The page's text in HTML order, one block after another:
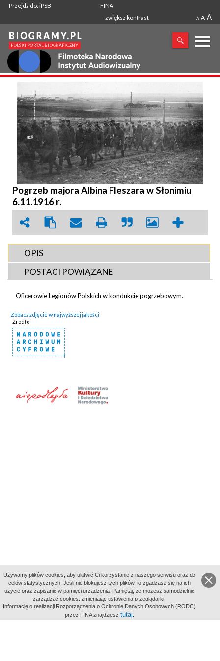
Przejdź do: iPSB
FINA
zwiększ kontrast
A A A
X
SZUKANA FRAZA
Pogrzeb majora Albina Fleszara w Słonimiu
6.11.1916 r.
OPIS
POSTACI POWIĄZANE
Oficerowie Legionów Polskich w kondukcie pogrzebowym.
Zobacz zdjęcie w najwyższej jakości
Źródło
aktywności
Uzywamy plików cookies, aby ułatwić Ci korzystanie z naszego serwisu oraz do
celów statystycznych. Jeśli nie blokujesz tych plików, to zgadzasz się na ich
użycie oraz zapisanie w pamięci urządzenia. Pamiętaj, że możesz samodzielnie
zarządzać cookies, zmieniając ustawienia przeglądarki.
Informację o realizacji Rozporządzenia o Ochronie Danych Osobowych (RODO)
przez FINA znajdziesz tutaj